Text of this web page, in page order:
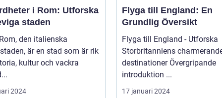
i Rom: Utforska
staden
är en stad som är rik
kultur och vackra
2024
Flyga till England: En
Grundlig Översikt
Flyga till England - Utforska
Storbritanniens
destinationer Övergripande
introduktion ...
17 januari 2024